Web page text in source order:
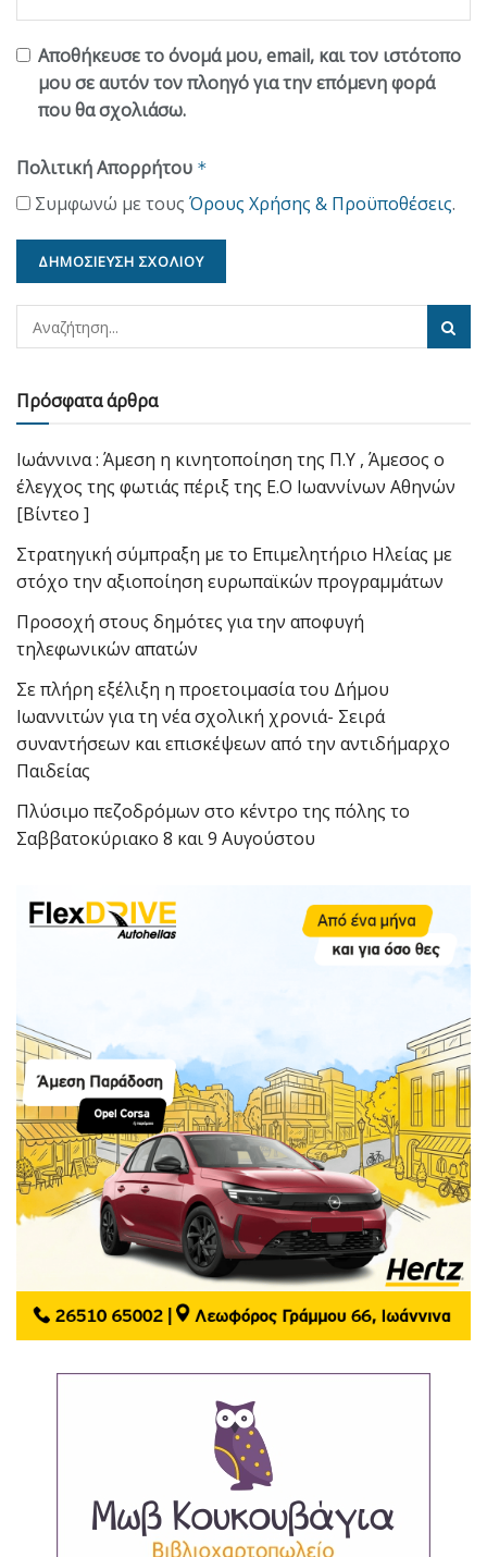
Αποθήκευσε το όνομά μου, email, και τον ιστότοπο
μου σε αυτόν τον πλοηγό για την επόμενη φορά
που θα σχολιάσω.
Πολιτική Απορρήτου *
Συμφωνώ με τους Όρους Χρήσης & Προϋποθέσεις.
Πρόσφατα άρθρα
Ιωάννινα : Άμεση η κινητοποίηση της Π.Υ , Άμεσος ο
έλεγχος της φωτιάς πέριξ της Ε.Ο Ιωαννίνων Αθηνών
[Βίντεο ]
Στρατηγική σύμπραξη με το Επιμελητήριο Ηλείας με
στόχο την αξιοποίηση ευρωπαϊκών προγραμμάτων
Προσοχή στους δημότες για την αποφυγή
τηλεφωνικών απατών
Σε πλήρη εξέλιξη η προετοιμασία του Δήμου
Ιωαννιτών για τη νέα σχολική χρονιά- Σειρά
συναντήσεων και επισκέψεων από την αντιδήμαρχο
Παιδείας
Πλύσιμο πεζοδρόμων στο κέντρο της πόλης το
Σαββατοκύριακο 8 και 9 Αυγούστου